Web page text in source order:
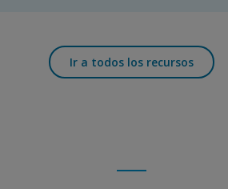
Ir a todos los recursos